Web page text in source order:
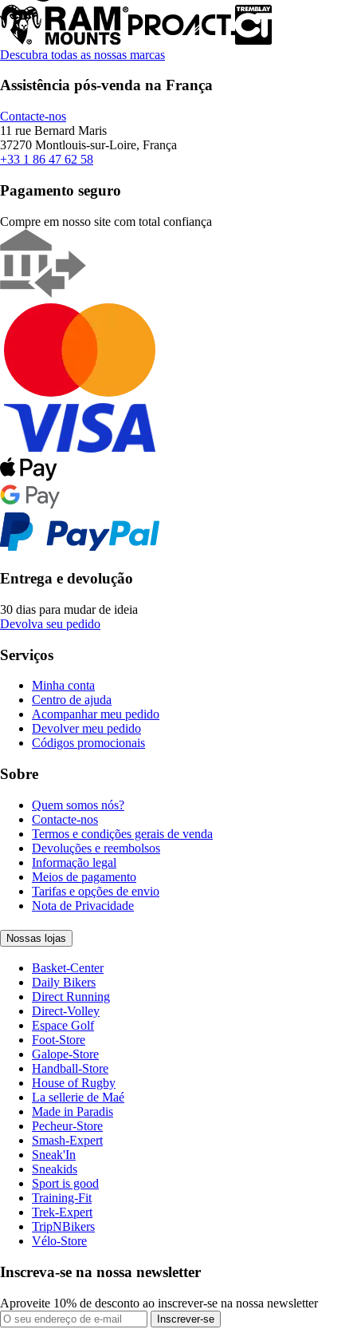
Descubra todas as nossas marcas
Assistência pós-venda na França
Contacte-nos
11 rue Bernard Maris
37270 Montlouis-sur-Loire, França
+33 1 86 47 62 58
Pagamento seguro
Compre em nosso site com total confiança
Entrega e devolução
30 dias para mudar de ideia
Devolva seu pedido
Serviços
Minha conta
Centro de ajuda
Acompanhar meu pedido
Devolver meu pedido
Códigos promocionais
Sobre
Quem somos nós?
Contacte-nos
Termos e condições gerais de venda
Devoluções e reembolsos
Informação legal
Meios de pagamento
Tarifas e opções de envio
Nota de Privacidade
Nossas lojas
Basket-Center
Daily Bikers
Direct Running
Direct-Volley
Espace Golf
Foot-Store
Galope-Store
Handball-Store
House of Rugby
La sellerie de Maé
Made in Paradis
Pecheur-Store
Smash-Expert
Sneak'In
Sneakids
Sport is good
Training-Fit
Trek-Expert
TripNBikers
Vélo-Store
Inscreva-se na nossa newsletter
Aproveite 10% de desconto ao inscrever-se na nossa newsletter
Inscrever-se